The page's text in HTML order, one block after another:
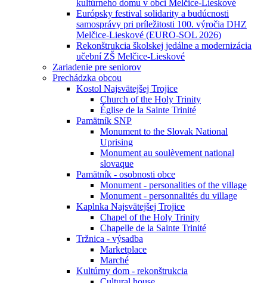
kultúrneho domu v obci Melčice-Lieskové
Európsky festival solidarity a budúcnosti
samosprávy pri príležitosti 100. výročia DHZ
Melčice-Lieskové (EURO-SOL 2026)
Rekonštrukcia školskej jedálne a modernizácia
učební ZŠ Melčice-Lieskové
Zariadenie pre seniorov
Prechádzka obcou
Kostol Najsvätejšej Trojice
Church of the Holy Trinity
Église de la Sainte Trinité
Pamätník SNP
Monument to the Slovak National
Uprising
Monument au soulèvement national
slovaque
Pamätník - osobnosti obce
Monument - personalities of the village
Monument - personnalités du village
Kaplnka Najsvätejšej Trojice
Chapel of the Holy Trinity
Chapelle de la Sainte Trinité
Tržnica - výsadba
Marketplace
Marché
Kultúrny dom - rekonštrukcia